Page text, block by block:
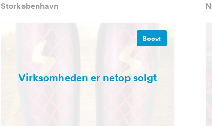
Storkøbenhavn
Virksomheden er netop solgt
Boost